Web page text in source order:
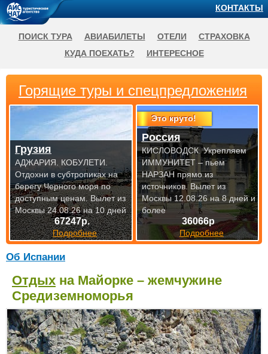
Об Испании
Отдых на Майорке – жемчужине
Средиземноморья
Горящие туры и спецпредложения
67247р.
Подробнее
Грузия
АДЖАРИЯ. КОБУЛЕТИ.
Отдохни в субтропиках на
берегу Черного моря по
доступнымценам. Вылет из
Москвы 24.08.26 на 10 дней
Это круто!
36066р
Подробнее
Россия
КИСЛОВОДСК. Укрепляем
ИММУНИТЕТ – пьем
НАРЗАН прямо из
источников.Вылет из
Москвы 12.08.26 на 8 дней и
более
КОНТАКТЫ
ПОИСК ТУРА АВИАБИЛЕТЫ ОТЕЛИ
СТРАХОВКА
КУДА ПОЕХАТЬ?
ИНТЕРЕСНОЕ